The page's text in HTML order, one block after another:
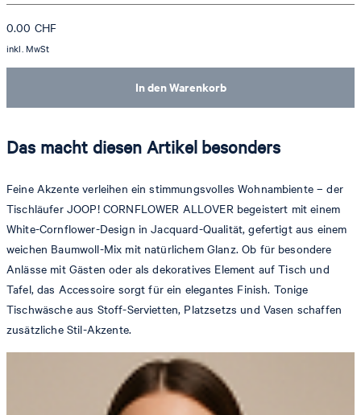
In den Warenkorb
0.00 CHF
inkl. MwSt
Das macht diesen Artikel besonders
Feine Akzente verleihen ein stimmungsvolles Wohnambiente – der
Tischläufer JOOP! CORNFLOWER ALLOVER begeistert mit einem
White-Cornflower-Design in Jacquard-Qualität, gefertigt aus einem
weichen Baumwoll-Mix mit natürlichem Glanz. Ob für besondere
Anlässe mit Gästen oder als dekoratives Element auf Tisch und
Tafel, das Accessoire sorgt für ein elegantes Finish. Tonige
Tischwäsche aus Stoff-Servietten, Platzsetzs und Vasen schaffen
zusätzliche Stil-Akzente.